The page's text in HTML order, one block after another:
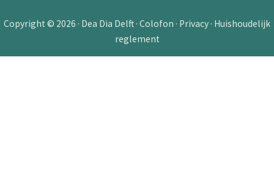
Copyright © 2026 · Dea Dia Delft · Colofon · Privacy · Huishoudelijk
reglement